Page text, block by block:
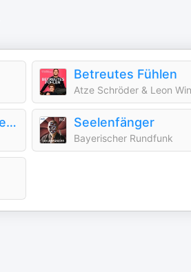
Betreutes Fühlen
Atze Schröder & Leon
Behind The Games - Wer den Sport kontrolliert Seelenfänger
Bayerischer Rundfunk